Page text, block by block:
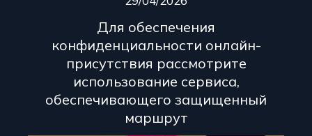
Для обеспечения
конфиденциальности онлайн-
присутствия рассмотрите
использование сервиса,
обеспечивающего защищенный
маршрут